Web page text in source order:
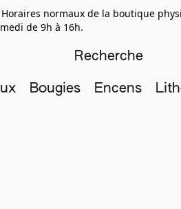
normaux de la boutique
de 9h à 16h.
Bougies Encens